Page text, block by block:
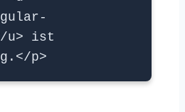
u> ist
p>